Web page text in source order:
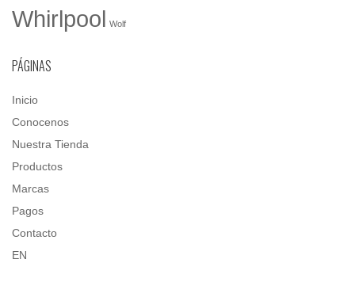
Whirlpool Wolf
PÁGINAS
Inicio
Conocenos
Nuestra Tienda
Productos
Marcas
Pagos
Contacto
EN